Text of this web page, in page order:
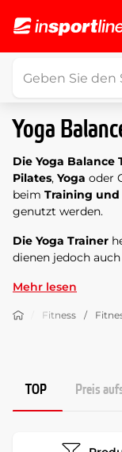
Yoga
Die Yoga Balance
Pilates, Yoga oder
beim Training
genutzt werden.
Die Yoga Trainer
dienen jedoch auch
Mehr lesen
Fitness
TOP Preis